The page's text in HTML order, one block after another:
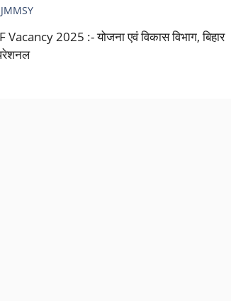
JMMSY
2025 :- योजना एवं विकास विभाग, बिहार